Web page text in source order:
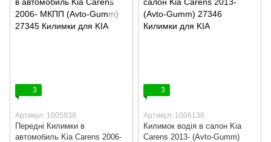
3
Артикул: 1005838
Передні Килимки в
автомобиль Kia Carens 2006-
3
Артикул: 1006136
Килимок водія в салон Kia
Carens 2013- (Avto-Gumm)